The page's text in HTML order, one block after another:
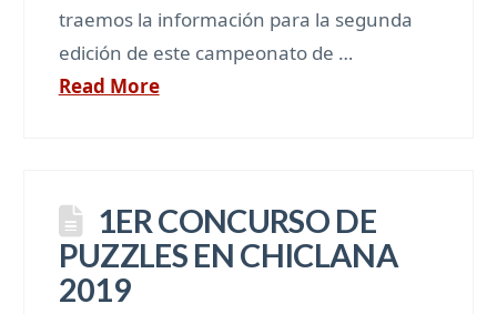
traemos la información para la segunda
edición de este campeonato de …
Read More
1ER CONCURSO DE
PUZZLES EN CHICLANA
2019